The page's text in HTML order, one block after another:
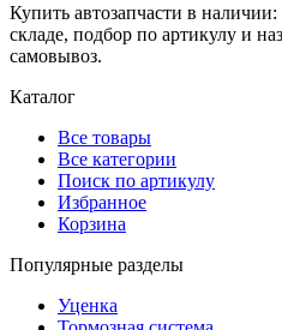
Купить автозапчасти в
складе, подбор по артикулу и
самовывоз.
Каталог
Все товары
Все категории
Поиск по артикулу
Избранное
Корзина
Популярные разделы
Уценка